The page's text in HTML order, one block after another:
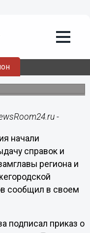
в
при
-
начали
справок и
региона и
сообщил в своем
подписал приказ о